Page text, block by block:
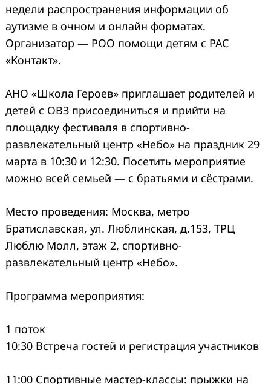
недели распространения информации об
аутизме в очном и онлайн форматах.
Организатор — РОО помощи детям с РАС
«Контакт».
АНО «Школа Героев» приглашает родителей и
детей с ОВЗ присоединиться и прийти на
площадку фестиваля в спортивно-
развлекательный центр «Небо» на праздник 29
марта в 10:30 и 12:30. Посетить мероприятие
можно всей семьей — с братьями и сёстрами.
Место проведения: Москва, метро
Братиславская, ул. Люблинская, д.153, ТРЦ
Люблю Молл, этаж 2, спортивно-
развлекательный центр «Небо».
Программа мероприятия:
1 поток
10:30 Встреча гостей и регистрация участников
11:00 Спортивные мастер-классы: прыжки на